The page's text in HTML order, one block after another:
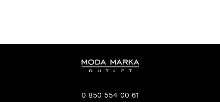
0 850 554 00 61